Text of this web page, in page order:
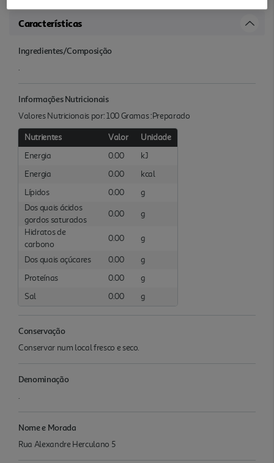
Características
Ingredientes/Composição
.
Informações Nutricionais
Valores Nutricionais por: 100 Gramas :Preparado
Nutrientes Valor
Unidade
Energia
0.00
kJ
Energia
0.00
kcal
Lípidos
0.00
g
Dos quais ácidos
gordos saturados
0.00
g
Hidratos de
carbono
0.00 g
Dos quais açúcares 0.00
g
Proteínas
0.00
g
Sal
0.00 g
Conservação
Conservar num local fresco e seco.
Denominação
.
Nome e Morada
Rua Alexandre Herculano 5